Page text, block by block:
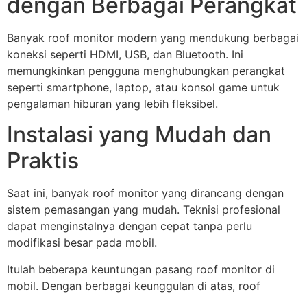
Banyak roof monitor modern yang mendukung berbagai
koneksi seperti HDMI, USB, dan Bluetooth. Ini
memungkinkan pengguna menghubungkan perangkat
seperti smartphone, laptop, atau konsol game untuk
pengalaman hiburan yang lebih fleksibel.
Instalasi yang Mudah dan
Praktis
Saat ini, banyak roof monitor yang dirancang dengan
sistem pemasangan yang mudah. Teknisi profesional
dapat menginstalnya dengan cepat tanpa perlu
modifikasi besar pada mobil.
Itulah beberapa keuntungan pasang roof monitor di
mobil. Dengan berbagai keunggulan di atas, roof